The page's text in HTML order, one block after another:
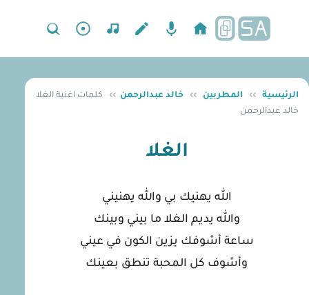
الرئيسية ›› المطربين ›› خالد عبدالرحمن ››
كلمات اغنية الغلا
خالد عبدالرحمن
الغلا
الله يهنيك بي والله يهنيني
والله يديم الغلا ما بيني وبينك
ساعة أشوفك يزين الكون في عيني
وأشوف كل المحبة تنطق بعينك